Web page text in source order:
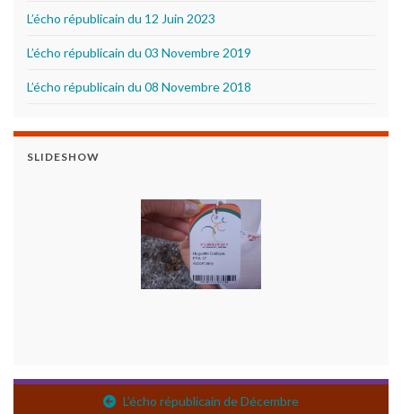
L’écho républicain du 12 Juin 2023
L’écho républicain du 03 Novembre 2019
L’écho républicain du 08 Novembre 2018
SLIDESHOW
L’écho républicain de Décembre